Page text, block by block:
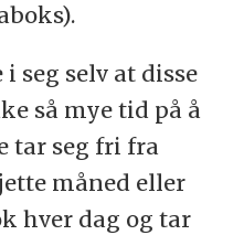
seg selv at disse
så mye tid på å
tar seg fri fra
måned eller
hver dag og tar